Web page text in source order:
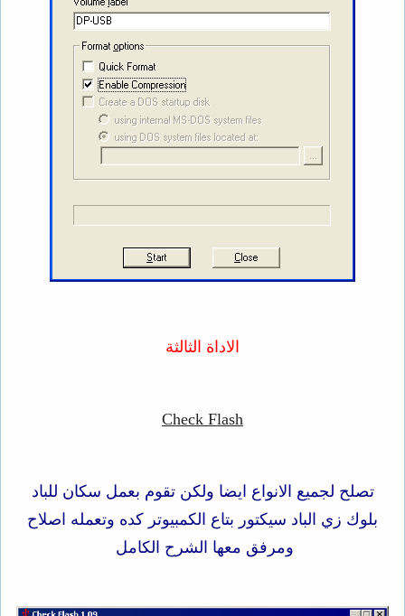
الاداة الثالثة
Check Flash
تصلح لجميع الانواع ايضا ولكن تقوم بعمل سكان للباد
بلوك زي الباد سيكتور بتاع الكمبيوتر كده وتعمله اصلاح
ومرفق معها الشرح الكامل